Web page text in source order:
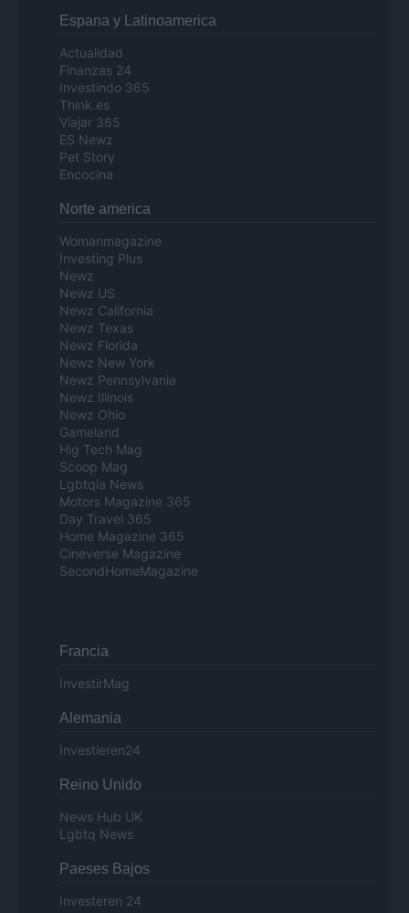
Espana y Latinoamerica
Actualidad
Finanzas 24
Investindo 365
Think.es
Viajar 365
ES Newz
Pet Story
Encocina
Norte america
Womanmagazine
Investing Plus
Newz
Newz US
Newz California
Newz Texas
Newz Florida
Newz New York
Newz Pennsylvania
Newz Illinois
Newz Ohio
Gameland
Hig Tech Mag
Scoop Mag
Lgbtqia News
Motors Magazine 365
Day Travel 365
Home Magazine 365
Cineverse Magazine
SecondHomeMagazine
Francia
InvestirMag
Alemania
Investieren24
Reino Unido
News Hub UK
Lgbtq News
Paeses Bajos
Investeren 24